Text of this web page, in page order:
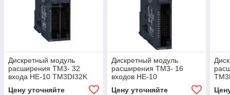
Дискретный модуль
расширения ТМ3- 32
входа НЕ-10 TM3DI32K
Цену уточняйте
Дискретный модуль
расширения ТМ3- 16
входов НЕ-10
Цену уточняйте